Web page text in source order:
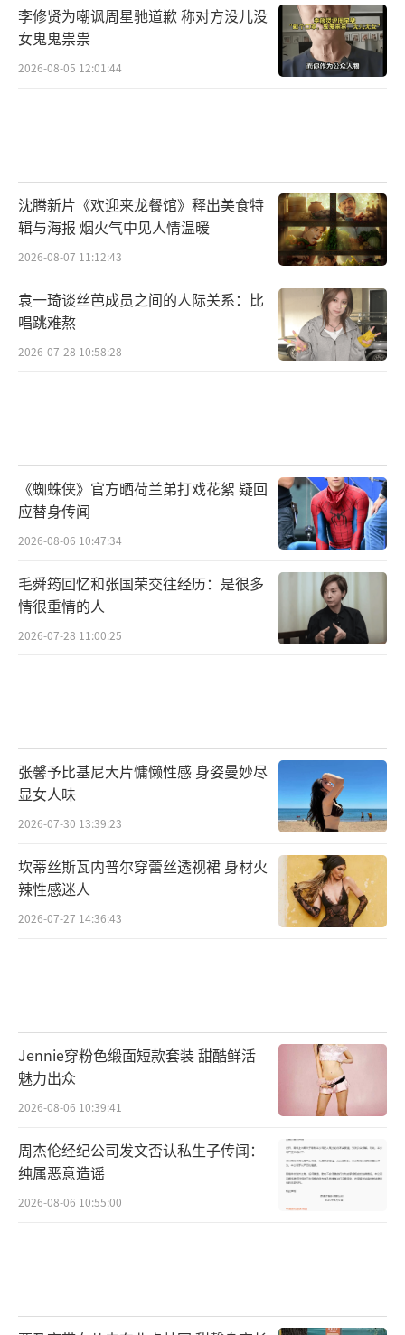
李修贤为嘲讽周星驰道歉 称对方没儿没
女鬼鬼祟祟
2026-08-05 12:01:44
沈腾新片《欢迎来龙餐馆》释出美食特
辑与海报 烟火气中见人情温暖
2026-08-07 11:12:43
袁一琦谈丝芭成员之间的人际关系：比
唱跳难熬
2026-07-28 10:58:28
《蜘蛛侠》官方晒荷兰弟打戏花絮 疑回
应替身传闻
2026-08-06 10:47:34
毛舜筠回忆和张国荣交往经历：是很多
情很重情的人
2026-07-28 11:00:25
张馨予比基尼大片慵懒性感 身姿曼妙尽
显女人味
2026-07-30 13:39:23
坎蒂丝斯瓦内普尔穿蕾丝透视裙 身材火
辣性感迷人
2026-07-27 14:36:43
Jennie穿粉色缎面短款套装 甜酷鲜活
魅力出众
2026-08-06 10:39:41
周杰伦经纪公司发文否认私生子传闻：
纯属恶意造谣
2026-08-06 10:55:00